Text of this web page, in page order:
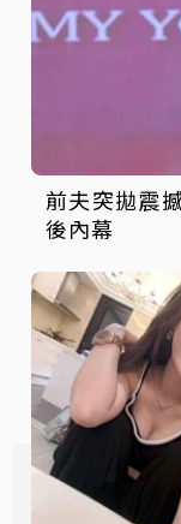
前夫突拋震
後內幕